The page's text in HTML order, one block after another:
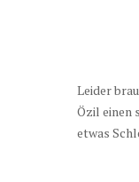
Leider
Özil einen
etwas